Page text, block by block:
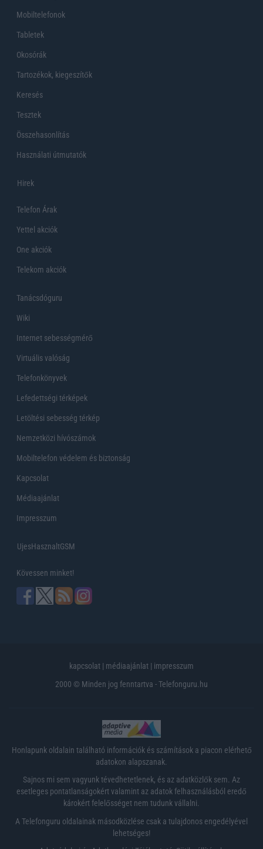
Mobiltelefonok
Tabletek
Okosórák
Tartozékok, kiegeszítők
Keresés
Tesztek
Összehasonlítás
Használati útmutatók
Hirek
Telefon Árak
Yettel akciók
One akciók
Telekom akciók
Tanácsdóguru
Wiki
Internet sebességmérő
Virtuális valóság
Telefonkönyvek
Lefedettségi térképek
Letöltési sebesség térkép
Nemzetközi hívószámok
Mobiltelefon védelem és biztonság
Kapcsolat
Médiaajánlat
Impresszum
UjesHasznaltGSM
Kövessen minket!
kapcsolat | médiaajánlat | impresszum
2000 © Minden jog fenntartva - Telefonguru.hu
Honlapunk oldalain található információk és számítások a piacon elérhető
adatokon alapszanak.
Sajnos mi sem vagyunk tévedhetetlenek, és az adatközlők sem. Az
esetleges pontatlanságokért valamint az adatok felhasználásból eredő
károkért felelősséget nem tudunk vállalni.
A Telefonguru oldalainak másodközlése csak a tulajdonos engedélyével
lehetséges!